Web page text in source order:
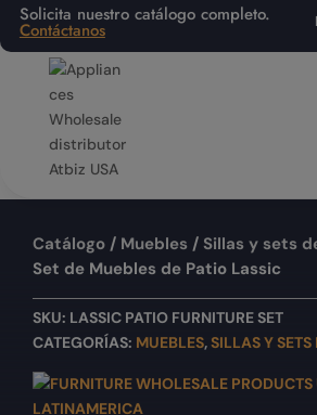
Solicita nuestro catálogo completo.
Contáctanos
Catálogo / Muebles / Sillas y sets
Set de Muebles de Patio Lassic
SKU: LASSIC PATIO FURNITURE SET
CATEGORÍAS: MUEBLES,SILLAS Y SETS